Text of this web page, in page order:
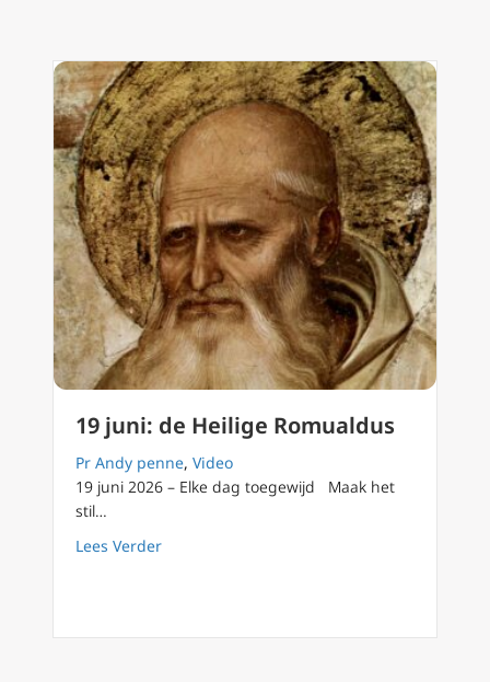
19 juni: de Heilige Romualdus
Pr Andy penne, Video
19 juni 2026 – Elke dag toegewijd Maak het
stil…
Lees Verderabout 19 juni: de Heilige Romualdus